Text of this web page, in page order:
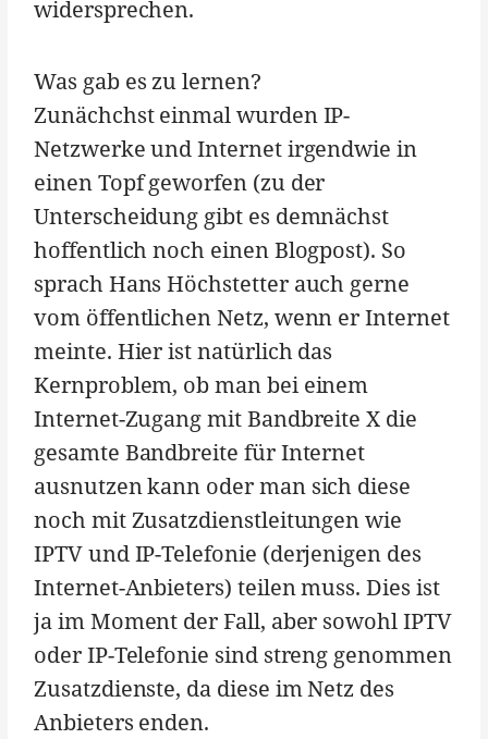
widersprechen.
Was gab es zu lernen?
Zunächchst einmal wurden IP-
Netzwerke und Internet irgendwie in
einen Topf geworfen (zu der
Unterscheidung gibt es demnächst
hoffentlich noch einen Blogpost). So
sprach Hans Höchstetter auch gerne
vom öffentlichen Netz, wenn er Internet
meinte. Hier ist natürlich das
Kernproblem, ob man bei einem
Internet-Zugang mit Bandbreite X die
gesamte Bandbreite für Internet
ausnutzen kann oder man sich diese
noch mit Zusatzdienstleitungen wie
IPTV und IP-Telefonie (derjenigen des
Internet-Anbieters) teilen muss. Dies ist
ja im Moment der Fall, aber sowohl IPTV
oder IP-Telefonie sind streng genommen
Zusatzdienste, da diese im Netz des
Anbieters enden.